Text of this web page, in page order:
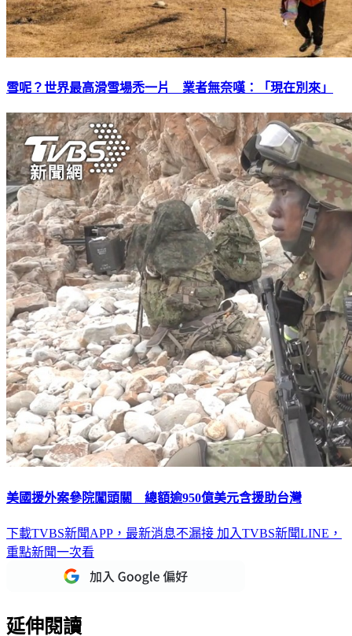
雪呢？世界最高滑雪場禿一片 業者無奈嘆：「現在別來」
美國援外案參院闖頭關 總額逾950億美元含援助台灣
下載TVBS新聞APP，最新消息不漏接 加入TVBS新聞LINE，
重點新聞一次看
延伸閱讀